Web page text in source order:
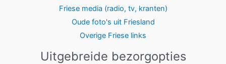
Friese media (radio, tv, kranten)
Oude foto's uit Friesland
Overige Friese links
Uitgebreide bezorgopties